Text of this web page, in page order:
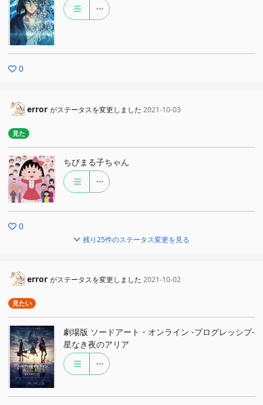
0
error がステータスを変更しました 2021-10-03
見た
ちびまる子ちゃん
0
残り25件のステータス変更を見る
error がステータスを変更しました 2021-10-02
見たい
劇場版 ソードアート・オンライン -プログレッシブ-
星なき夜のアリア